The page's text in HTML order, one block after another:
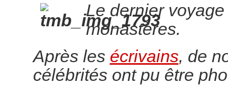
Le dernier
monastères.
Après les écrivains, de
célébrités ont pu être